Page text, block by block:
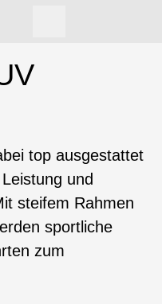
top ausgestattet
und
steifem Rahmen
sportliche
zum